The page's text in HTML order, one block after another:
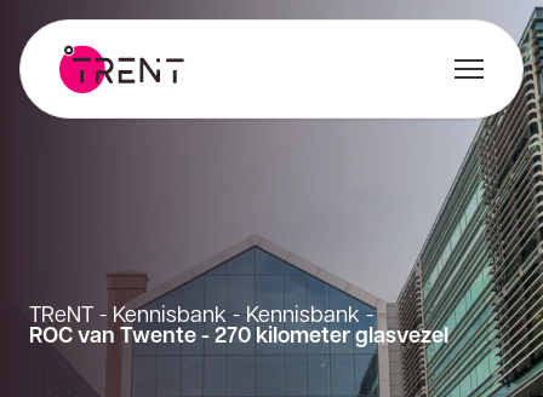
TReNT - Kennisbank - Kennisbank -
ROC van Twente - 270 kilometer glasvezel